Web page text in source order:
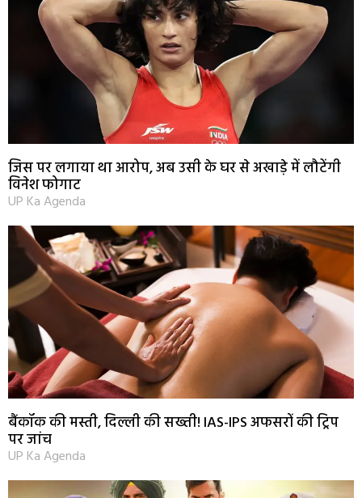
जिस पर लगाया था आरोप, अब उसी के घर से अखाड़े में लौटेंगी
विनेश फोगाट
UP Ka Agenda
बैंकॉक की मस्ती, दिल्ली की सख्ती! IAS-IPS अफसरों की ट्रिप
पर जांच
UP Ka Agenda